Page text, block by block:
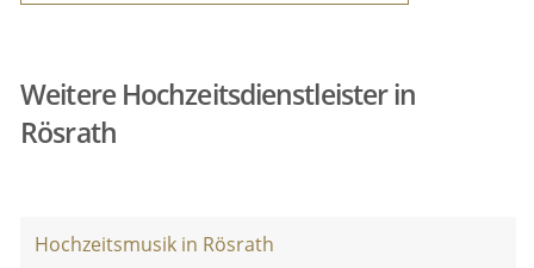
Weitere Hochzeitsdienstleister in
Rösrath
Hochzeitsmusik in Rösrath